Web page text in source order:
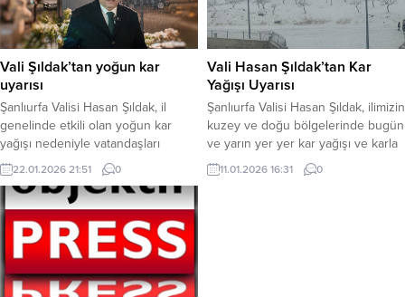
Vali Şıldak’tan yoğun kar
uyarısı
Şanlıurfa Valisi Hasan Şıldak, il
genelinde etkili olan yoğun kar
yağışı nedeniyle vatandaşları
uyardı. Yağışların yarın akşama
kadar süreceğini belirten Şıldak,
özel eğitim kurumlarına 1 gün ara
verildiğini, Gaziantep–Şanlıurfa
Otoyolu’nun ise tır trafiğine
kapatıldığını duyurdu. Şanlıurfa
Valisi Hasan Şıldak, il genelinde
etkisini sürdüren yoğun kar yağışı
22.01.2026 21:51 0
Vali Hasan Şıldak’tan Kar
Yağışı Uyarısı
Şanlıurfa Valisi Hasan Şıldak, ilimizin
kuzey ve doğu bölgelerinde bugün
ve yarın yer yer kar yağışı ve karla
karışık yağmur beklendiğini
belirterek sürücülere önemli
11.01.2026 16:31 0